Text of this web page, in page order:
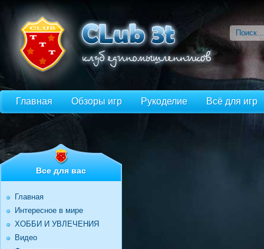
Главная Обзоры игр Рукоделие Всё для игр
Все для вас
Главная
Интересное в мире
ХОББИ И УВЛЕЧЕНИЯ
Видео